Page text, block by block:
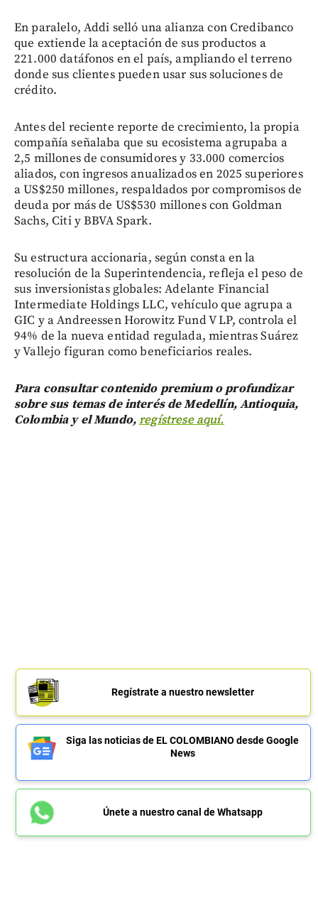
En paralelo, Addi selló una alianza con Credibanco
que extiende la aceptación de sus productos a
221.000 datáfonos en el país, ampliando el terreno
donde sus clientes pueden usar sus soluciones de
crédito.
Antes del reciente reporte de crecimiento, la propia
compañía señalaba que su ecosistema agrupaba a
2,5 millones de consumidores y 33.000 comercios
aliados, con ingresos anualizados en 2025 superiores
a US$250 millones, respaldados por compromisos de
deuda por más de US$530 millones con Goldman
Sachs, Citi y BBVA Spark.
Su estructura accionaria, según consta en la
resolución de la Superintendencia, refleja el peso de
sus inversionistas globales: Adelante Financial
Intermediate Holdings LLC, vehículo que agrupa a
GIC y a Andreessen Horowitz Fund V LP, controla el
94% de la nueva entidad regulada, mientras Suárez
y Vallejo figuran como beneficiarios reales.
Para consultar contenido premium o profundizar
sobre sus temas de interés de Medellín, Antioquia,
Colombia y el Mundo,regístrese aquí.
Regístrate a nuestro newsletter
Siga las noticias de EL COLOMBIANO desde Google
News
Únete a nuestro canal de Whatsapp